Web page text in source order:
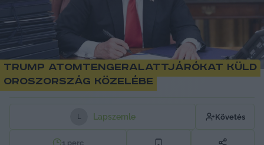
Trump atomtengeralattjárókat küld
Oroszország közelébe
L Lapszemle Követés
1 perc